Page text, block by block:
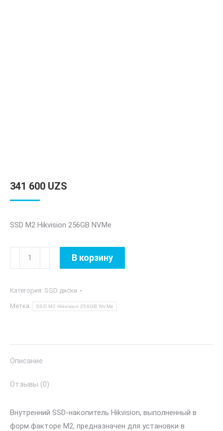
341 600 UZS
SSD M2 Hikvision 256GB NVMe
Количество
товара
M2
Hikvision
В корзину
Категория: SSD диски
Метка: SSD M2 Hikvision 256GB NVMe
Описание
Отзывы (0)
Внутренний SSD-накопитель Hikvision, выполненный в
форм факторе M2, предназначен для установки в